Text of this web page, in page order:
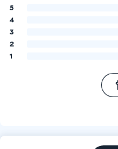
5
4
3
2
1